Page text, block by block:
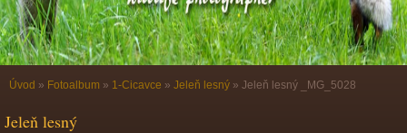
Úvod » Fotoalbum » 1-Cicavce » Jeleň lesný » Jeleň lesný _MG_5028
Jeleň lesný